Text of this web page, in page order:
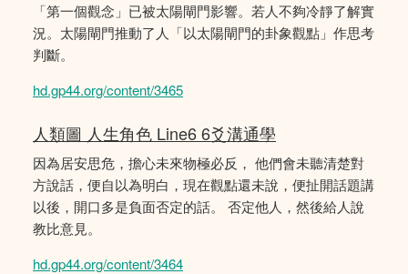
「第一個觀念」已被太陽閘門影響。若人不夠冷靜了解實
況。太陽閘門推動了人「以太陽閘門的卦象觀點」作思考
判斷。
hd.gp44.org/content/3465
人類圖 人生角色 Line6 6爻溝通學
因為居安思危，擔心未來物極必反， 他們會未聽清楚對
方說話，便自以為明白，現在觀點還未說，便扯開話題講
以後，開口多是負面否定的話。 否定他人，然後給人說
教比意見。
hd.gp44.org/content/3464